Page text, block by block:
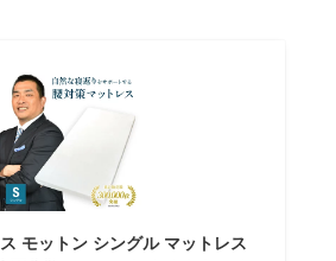
モットン シングル マットレス